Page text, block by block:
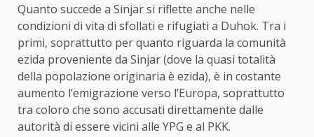
Quanto succede a Sinjar si riflette anche nelle
condizioni di vita di sfollati e rifugiati a Duhok. Tra i
primi, soprattutto per quanto riguarda la comunità
ezida proveniente da Sinjar (dove la quasi totalità
della popolazione originaria è ezida), è in costante
aumento l’emigrazione verso l’Europa, soprattutto
tra coloro che sono accusati direttamente dalle
autorità di essere vicini alle YPG e al PKK.